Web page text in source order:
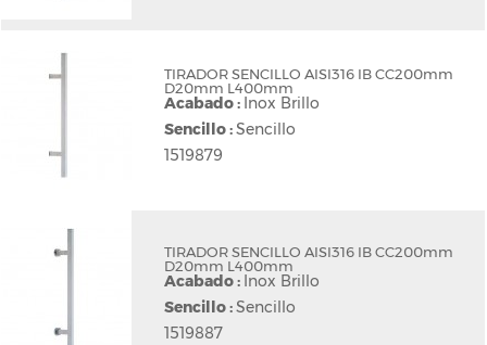
TIRADOR SENCILLO AISI316 IB CC200mm
D20mm L400mm
Acabado : Inox Brillo
Sencillo :Sencillo
1519879
TIRADOR SENCILLO AISI316 IB CC200mm
D20mm L400mm
Acabado : Inox Brillo
Sencillo :Sencillo
1519887